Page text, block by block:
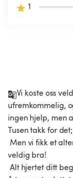
1
Vi koste oss
ufremkommelig,
ingen hjelp, men
Tusen takk for
veldig bra!